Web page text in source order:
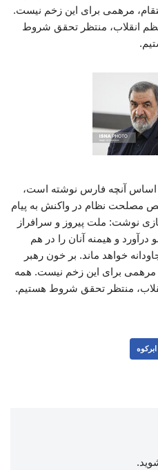
مرهمی برای این زخم نیست.
انقلاب، منتظر تحقق شروط
اساس آنچه فارس نوشته است،
نظام در واکنش به پیام
نوشت: ملت پیروز و سرافراز
درآورد و هیمنه آنان را در هم
خواهد ماند. بر خون رهبر
مرهمی برای این زخم نیست. همه
منتظر تحقق شروط هستیم.
.